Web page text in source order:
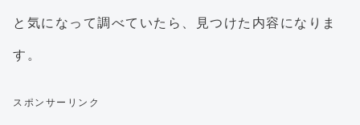
と気になって調べていたら、見つけた内容になりま
す。
スポンサーリンク